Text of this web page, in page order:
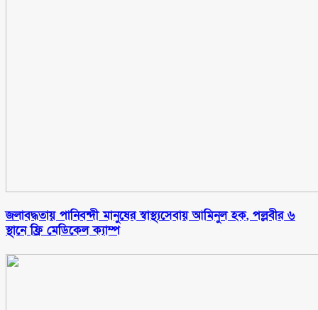
জলাবদ্ধতায় পানিবন্দী মানুষের স্বাস্থ্যসেবায় আমিনুল হক, পল্লবীর ৬
স্থানে ফ্রি মেডিকেল ক্যাম্প